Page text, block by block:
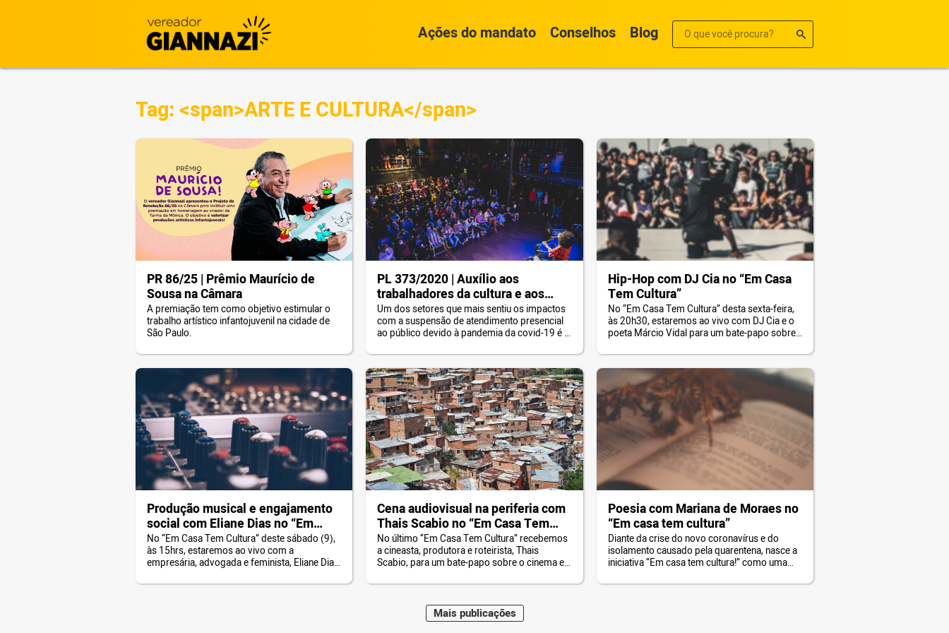
Ações do mandato Conselhos Blog
Tag: <span>ARTE E CULTURA</span>
PR 86/25 | Prêmio Maurício de
Sousa na Câmara
A premiação tem como objetivo estimular o
trabalho artístico infantojuvenil na cidade de
São Paulo.
PL 373/2020 | Auxílio aos
trabalhadores da cultura e aos
espaços culturais
Um dos setores que mais sentiu os impactos
com a suspensão de atendimento presencial
ao público devido à pandemia da covid-19 é o
últimos a se recuperar e retomar as atividades
normais. Por isso, o vereador Celso Giannazi
apresentou o PL 373/2020, que cria o auxílio
emergencial destinado […]
Hip-Hop com DJ Cia no “Em Casa
Tem Cultura”
No “Em Casa Tem Cultura” desta sexta-feira,
às 20h30, estaremos ao vivo com DJ Cia e o
poeta Márcio Vidal para um bate-papo sobre
surgiu na periferia é como um grito
ensurdecedor de protesto que fere, machuca
e atinge. A cultura do hip-hop carrega consigo
a força do […]
Produção musical e engajamento
social com Eliane Dias no “Em
Casa Tem Cultura”
No “Em Casa Tem Cultura” deste sábado (9),
às 15hrs, estaremos ao vivo com a
empresária, advogada e feminista, Eliane Dias,
sobre produção musical, engajamento social
Cena audiovisual na periferia com
Thais Scabio no “Em Casa Tem
Cultura”
No último “Em Casa Tem Cultura” recebemos
a cineasta, produtora e roteirista, Thais
Scabio, para um bate-papo sobre o cinema e a
grande volume de produções audiovisuais
público para valorizar essas criações e dar
palco aos profissionais que procuram
Poesia com Mariana de Moraes no
“Em casa tem cultura”
Diante da crise do novo coronavírus e do
isolamento causado pela quarentena, nasce a
iniciativa “Em casa tem cultura!” como uma
nossos corações pulsando e a cultura viva,
Maispublicações